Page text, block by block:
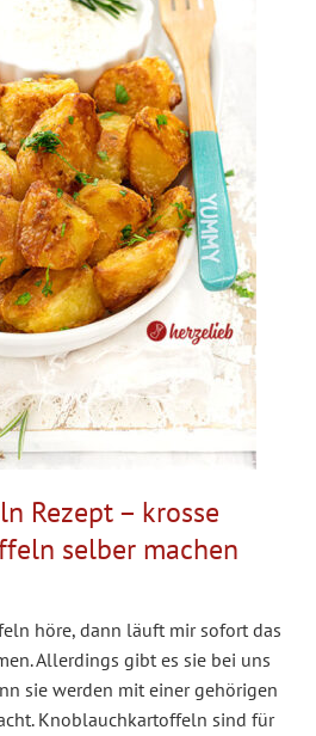
Rezept – krosse
selber machen
höre, dann läuft mir sofort das
Allerdings gibt es sie bei uns
sie werden mit einer gehörigen
Knoblauchkartoffeln sind für